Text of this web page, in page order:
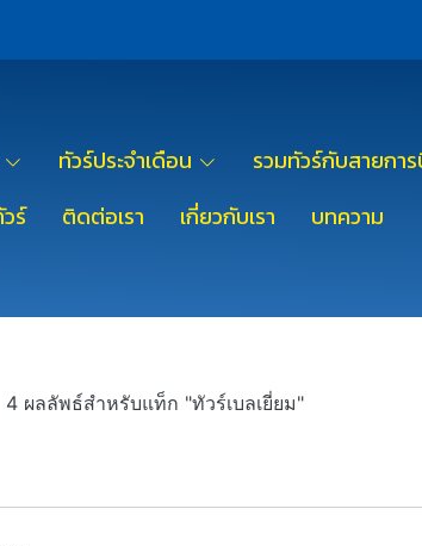
ทัวร์ประจำเดือน
รวมทัวร์กับสายกา
ร์
ติดต่อเรา เกี่ยวกับเรา บทความ
4 ผลลัพธ์สำหรับแท็ก "ทัวร์เบลเยี่ยม"